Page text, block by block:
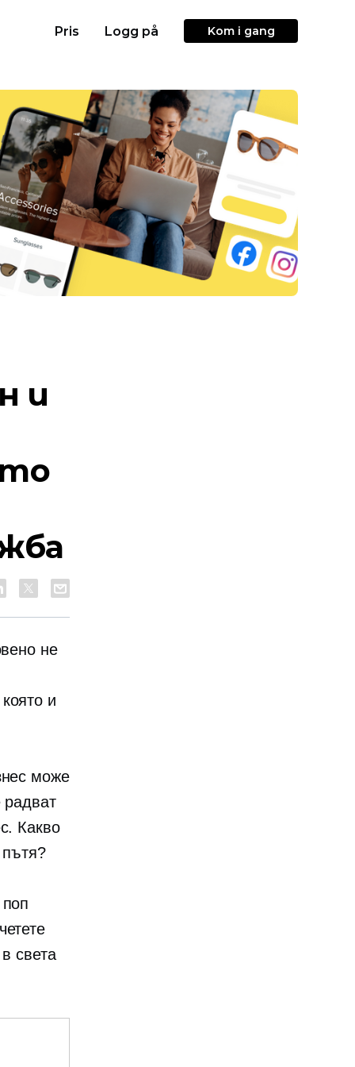
Pris Logg på Kom i gang
и
не
и
може
радват
Какво
света